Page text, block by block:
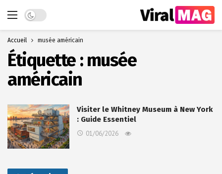
Dark mode
Accueil musée américain
Étiquette : musée
américain
Visiter le Whitney Museum à New York
: Guide Essentiel
01/06/2026